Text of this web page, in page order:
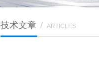
技术文章 / ARTICLES